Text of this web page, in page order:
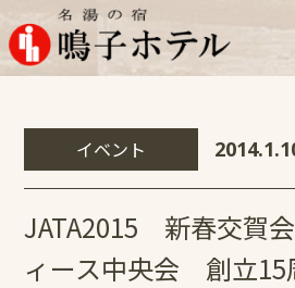
イベント
JATA2015 新春交賀
ィース中央会 創立